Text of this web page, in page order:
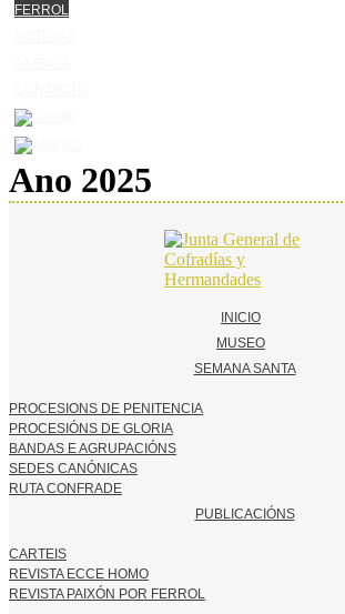
FERROL
Ano 2025
INICIO
MUSEO
SEMANA SANTA
PROCESIONS DE PENITENCIA
PROCESIÓNS DE GLORIA
BANDAS E AGRUPACIÓNS
SEDES CANÓNICAS
RUTA CONFRADE
PUBLICACIÓNS
CARTEIS
REVISTA ECCE HOMO
REVISTA PAIXÓN POR FERROL